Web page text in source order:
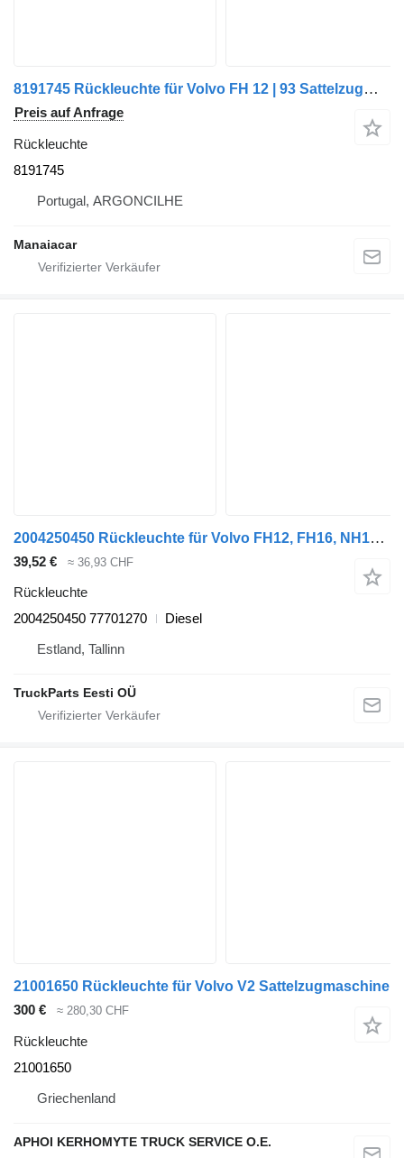
8191745 Rückleuchte für Volvo FH 12 | 93 Sattelzugmaschine
Preis auf Anfrage
Rückleuchte
8191745
Portugal, ARGONCILHE
Manaiacar
2004250450 Rückleuchte für Volvo FH12, FH16, NH12, FH, VNL780 (1993-2014) Sattelzugmaschine
39,52 € ≈ 36,93 CHF
Rückleuchte
2004250450 77701270
Diesel
Estland, Tallinn
TruckParts Eesti OÜ
21001650 Rückleuchte für Volvo V2 Sattelzugmaschine
300 €
≈ 280,30 CHF
Rückleuchte
21001650
Griechenland
APHOI KERHOMYTE TRUCK SERVICE O.E.